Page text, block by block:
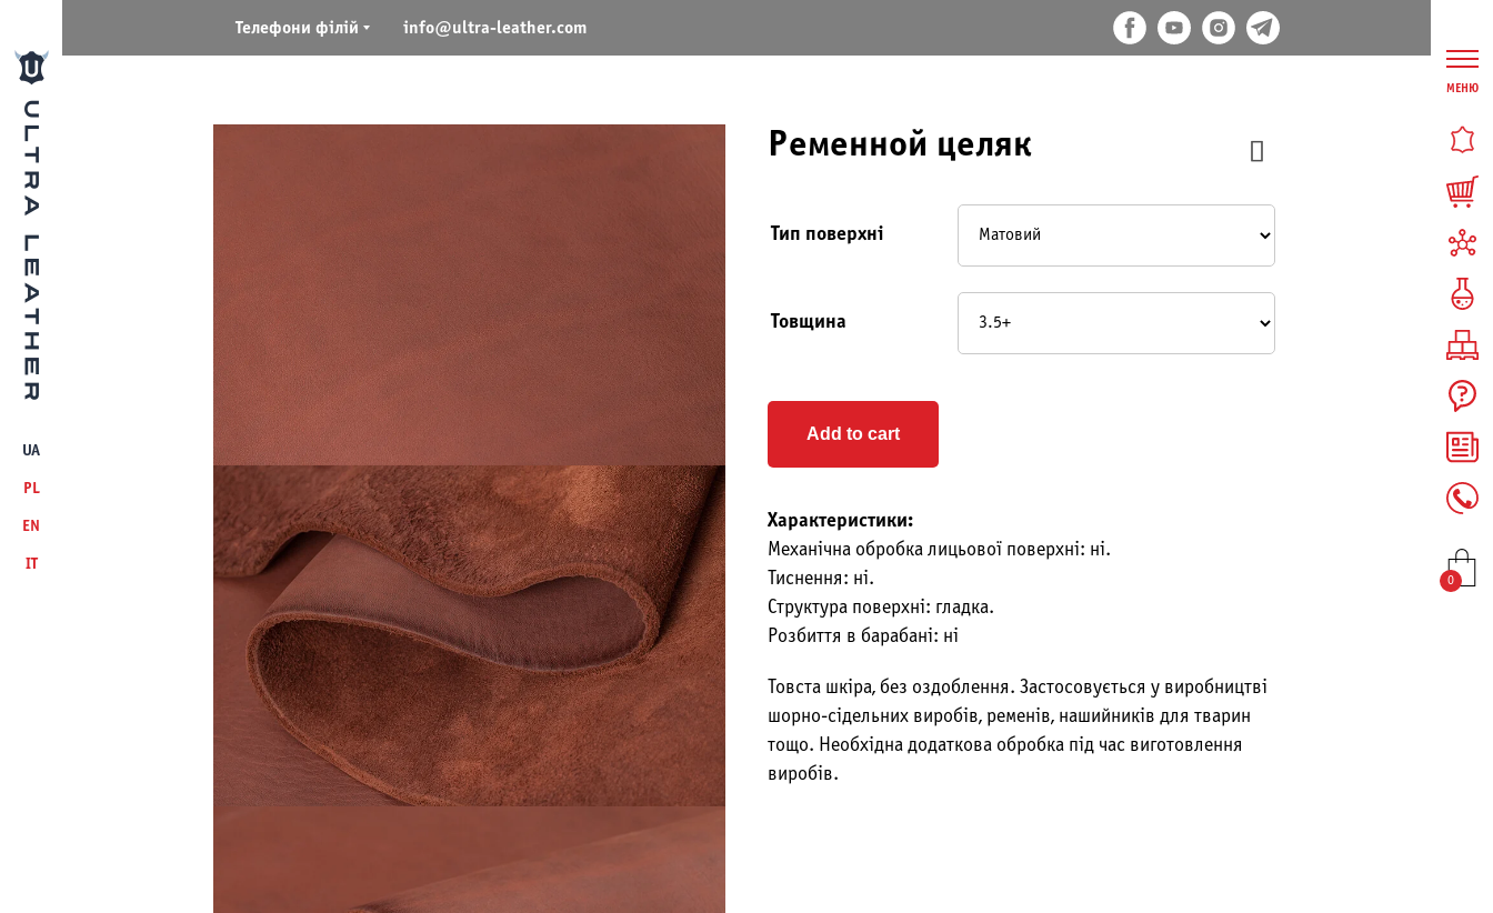
UA
PL
EN
IT
МЕНЮ
0
Телефони філій info@ultra-leather.com
Ременной целяк
Тип поверхні
Товщина
Add to cart
Характеристики:
Механічна обробка лицьової поверхні: ні.
Тиснення: ні.
Структура поверхні: гладка.
Розбиття в барабані: ні
Товста шкіра, без оздоблення. Застосовується у виробництві
шорно-сідельних виробів, ременів, нашийників для тварин
тощо. Необхідна додаткова обробка під час виготовлення
виробів.